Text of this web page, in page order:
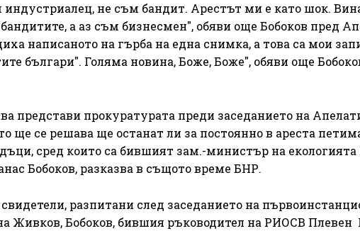
индустриалец, не съм бандит. Арестът ми е като шок.
а аз съм бизнесмен", обяви още Бобоков пред
написаното на гърба на една снимка, а това са мои
българи". Голяма новина, Боже, Боже", обяви още
представи прокуратурата преди заседанието на
ще се решава ще останат ли за постоянно в ареста
сред които са бившият зам.-министър на
Бобоков, разказва в същото време БНР.
разпитани след заседанието на
Живков, Бобоков, бившия ръководител на РИОСВ Плевен